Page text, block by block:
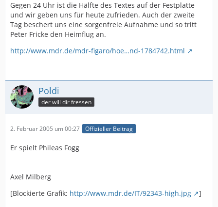
Gegen 24 Uhr ist die Hälfte des Textes auf der Festplatte
und wir geben uns für heute zufrieden. Auch der zweite
Tag beschert uns eine sorgenfreie Aufnahme und so tritt
Peter Fricke den Heimflug an.
http://www.mdr.de/mdr-figaro/hoe…nd-1784742.html
Poldi
der will dir fressen
2. Februar 2005 um 00:27 Offizieller Beitrag
Er spielt Phileas Fogg
Axel Milberg
[Blockierte Grafik: http://www.mdr.de/IT/92343-high.jpg ]